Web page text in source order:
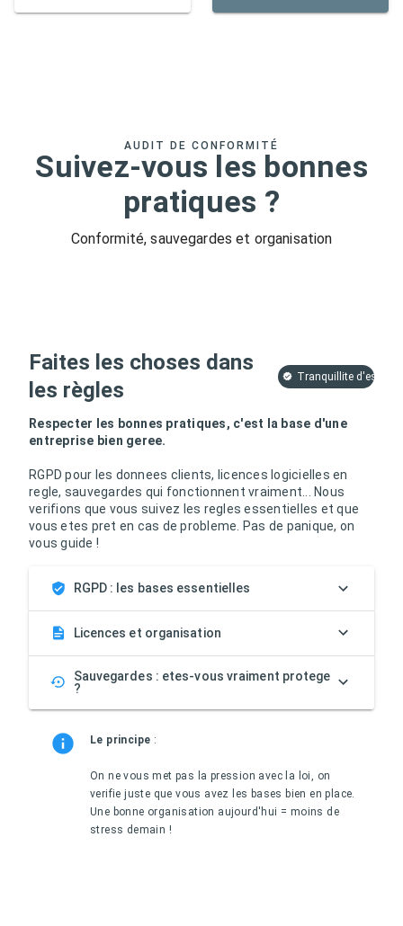
AUDIT DE CONFORMITÉ
Suivez-vous les bonnes
pratiques ?
Conformité, sauvegardes et organisation
Faites les choses dans
les règles
Tranquillite d'esprit
Respecter les bonnes pratiques, c'est la base d'une
entreprise bien geree.
RGPD pour les donnees clients, licences logicielles en
regle, sauvegardes qui fonctionnent vraiment... Nous
verifions que vous suivez les regles essentielles et que
vous etes pret en cas de probleme. Pas de panique, on
vous guide !
RGPD : les bases essentielles
Licences et organisation
Sauvegardes : etes-vous vraiment protege
?
Le principe :
On ne vous met pas la pression avec la loi, on
verifie juste que vous avez les bases bien en place.
Une bonne organisation aujourd'hui = moins de
stress demain !